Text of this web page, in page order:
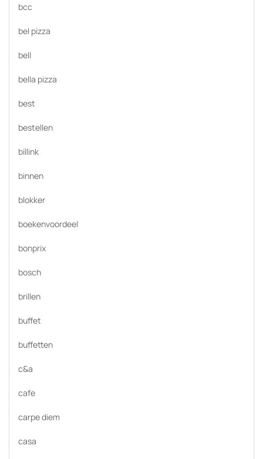
bcc
bel pizza
bell
bella pizza
best
bestellen
billink
binnen
blokker
boekenvoordeel
bonprix
bosch
brillen
buffet
buffetten
c&a
cafe
carpe diem
casa